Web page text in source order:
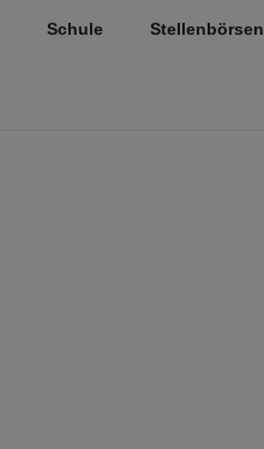
Schule Stellenbörsen